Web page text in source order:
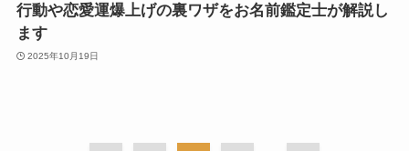
行動や恋愛運爆上げの裏ワザをお名前鑑定士が解説し
ます
2025年10月19日